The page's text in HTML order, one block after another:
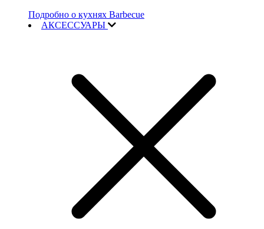
Подробно о кухнях Barbecue
АКСЕССУАРЫ